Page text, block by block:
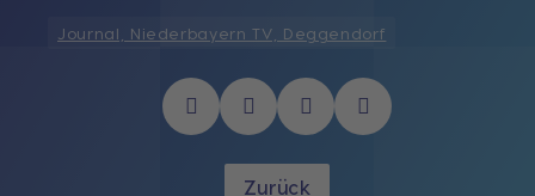
Journal, Niederbayern TV, Deggendorf
Zurück